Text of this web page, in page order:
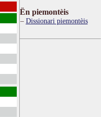
Ën piemontèis
Dissionari piemontèis